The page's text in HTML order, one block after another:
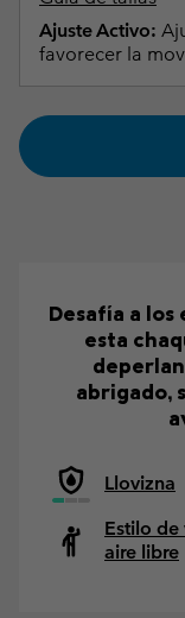
Ajuste Activo:
favorecer la
Desafía a
esta
abrigado,
Llovizna
Estilo de
aire libre